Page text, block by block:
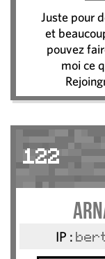
Juste pour
et
pouvez
moi ce
122
IP :